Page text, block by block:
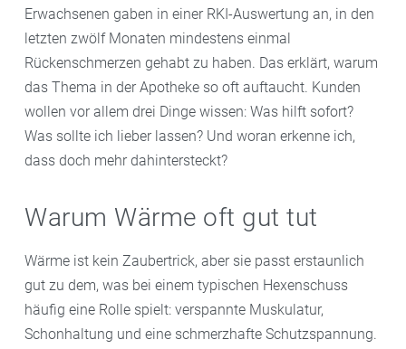
Erwachsenen gaben in einer RKI-Auswertung an, in den
letzten zwölf Monaten mindestens einmal
Rückenschmerzen gehabt zu haben. Das erklärt, warum
das Thema in der Apotheke so oft auftaucht. Kunden
wollen vor allem drei Dinge wissen: Was hilft sofort?
Was sollte ich lieber lassen? Und woran erkenne ich,
dass doch mehr dahintersteckt?
Warum Wärme oft gut tut
Wärme ist kein Zaubertrick, aber sie passt erstaunlich
gut zu dem, was bei einem typischen Hexenschuss
häufig eine Rolle spielt: verspannte Muskulatur,
Schonhaltung und eine schmerzhafte Schutzspannung.